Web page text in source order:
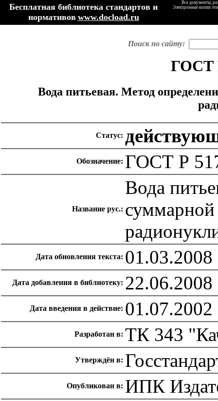
Бесплатная библиотека стандартов и
нормативов www.docload.ru
Все документы,
Электронные копии
Поиск по сайту:
ГОСТ
Вода питьевая. Метод
Статус:
Обозначение: ГОСТ Р
Название рус.:
Вода
суммарной
Дата обновления текста: 01.03.2008
Дата добавления в библиотеку: 22.06.2008
Дата введения в действие: 01.07.2002
Разработан в: ТК 343
Утверждён в:
Опубликован в: ИПК